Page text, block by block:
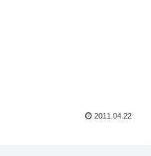
2011.04.22